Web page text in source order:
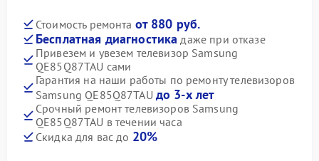
Стоимость ремонта от 880 руб.
Бесплатная диагностика даже при отказе
Привезем и увезем телевизор Samsung
QE85Q87TAU сами
Гарантия на наши работы по ремонту телевизоров
Samsung QE85Q87TAU до 3-х лет
Срочный ремонт телевизоров Samsung
QE85Q87TAU в течении часа
Скидка для вас до 20%